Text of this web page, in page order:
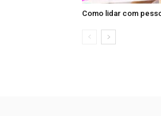
Como lidar com